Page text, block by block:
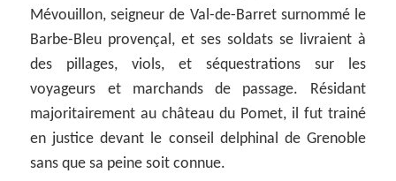
Mévouillon, seigneur de Val-de-Barret surnommé le
Barbe-Bleu provençal, et ses soldats se livraient à
des pillages, viols, et séquestrations sur les
voyageurs et marchands de passage. Résidant
majoritairement au château du Pomet, il fut trainé
en justice devant le conseil delphinal de Grenoble
sans que sa peine soit connue.